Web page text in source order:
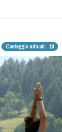
Conteggio articoli: 10